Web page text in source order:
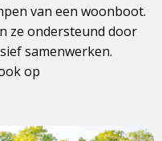
van een woonboot.
ze ondersteund door
samenwerken.
op